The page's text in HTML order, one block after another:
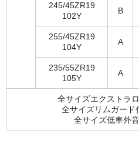
245/45ZR19
102Y
B
255/45ZR19
104Y
A
235/55ZR19
105Y
A
全サイズエクストラ
全サイズリムガード
全サイズ低車外